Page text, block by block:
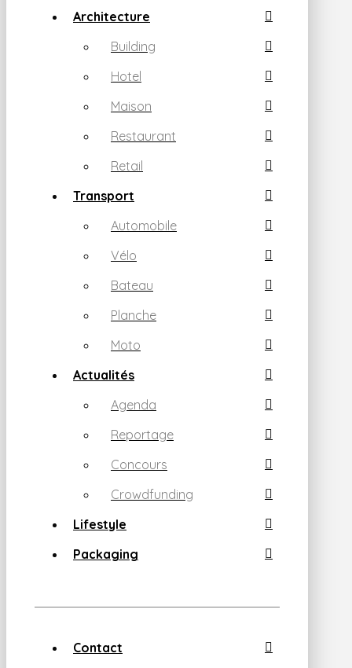
Architecture
Building
Hotel
Maison
Restaurant
Retail
Transport
Automobile
Vélo
Bateau
Planche
Moto
Actualités
Agenda
Reportage
Concours
Crowdfunding
Lifestyle
Packaging
Contact